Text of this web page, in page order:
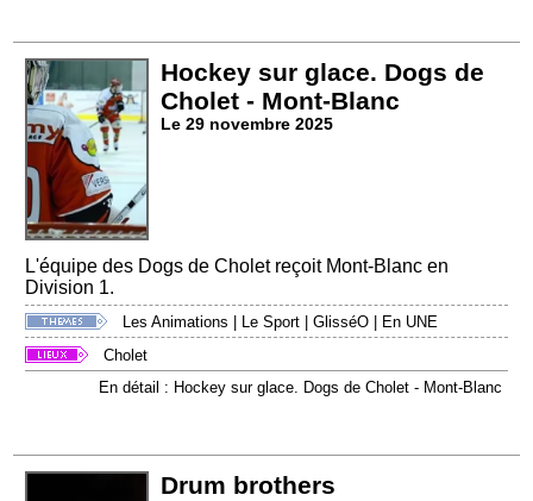
Hockey sur glace. Dogs de
Cholet - Mont-Blanc
Le 29 novembre 2025
L'équipe des Dogs de Cholet reçoit Mont-Blanc en
Division 1.
Les Animations Le Sport |GlisséO
En UNE
Cholet
En détail : Hockey sur glace. Dogs de Cholet - Mont-Blanc
Drum brothers